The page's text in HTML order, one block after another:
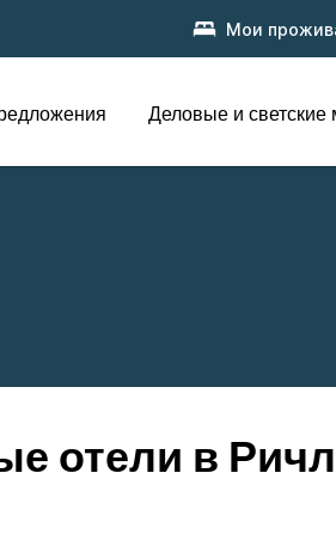
Мои
Деловые и светские
отели в